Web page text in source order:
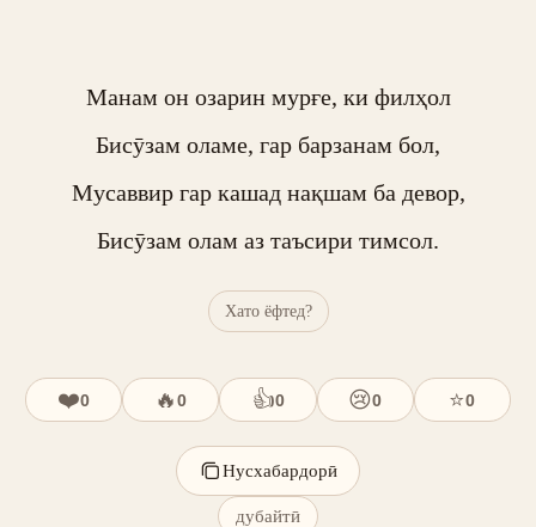
Манам он озарин мурғе, ки филҳол
Бисӯзам оламе, гар барзанам бол,
Мусаввир гар кашад нақшам ба девор,
Бисӯзам олам аз таъсири тимсол.
Хато ёфтед?
❤️0 🔥0 👍0 😢0 ⭐0
Нусхабардорӣ
дубайтӣ